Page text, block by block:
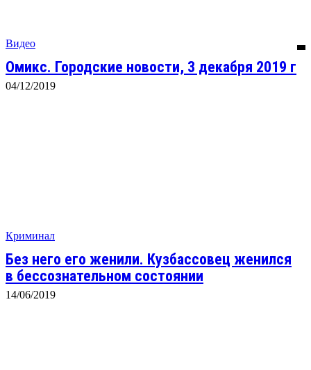
Видео
Омикс. Городские новости, 3 декабря 2019 г
04/12/2019
Криминал
Без него его женили. Кузбассовец женился
в бессознательном состоянии
14/06/2019